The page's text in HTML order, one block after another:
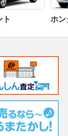
ト ホン